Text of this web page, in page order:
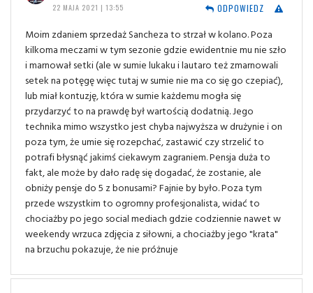
22 MAJA 2021 | 13:55
ODPOWIEDZ
Moim zdaniem sprzedaż Sancheza to strzał w kolano. Poza
kilkoma meczami w tym sezonie gdzie ewidentnie mu nie szło
i marnował setki (ale w sumie lukaku i lautaro też zmarnowali
setek na potęgę więc tutaj w sumie nie ma co się go czepiać),
lub miał kontuzję, która w sumie każdemu mogła się
przydarzyć to na prawdę był wartością dodatnią. Jego
technika mimo wszystko jest chyba najwyższa w drużynie i on
poza tym, że umie się rozepchać, zastawić czy strzelić to
potrafi błysnąć jakimś ciekawym zagraniem. Pensja duża to
fakt, ale może by dało radę się dogadać, że zostanie, ale
obniży pensje do 5 z bonusami? Fajnie by było. Poza tym
przede wszystkim to ogromny profesjonalista, widać to
chociażby po jego social mediach gdzie codziennie nawet w
weekendy wrzuca zdjęcia z siłowni, a chociażby jego "krata"
na brzuchu pokazuje, że nie próżnuje